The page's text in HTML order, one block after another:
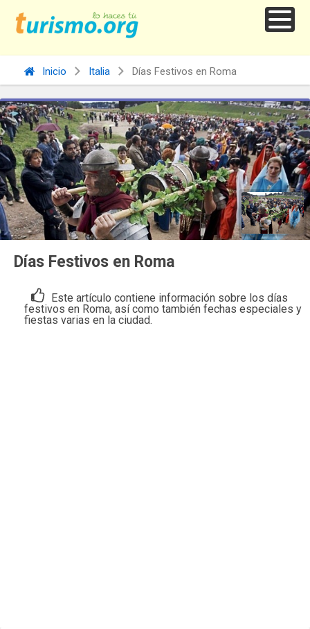
Inicio Italia Días Festivos en Roma
Días Festivos en Roma
Este artículo contiene información sobre los días
festivos en Roma, así como también fechas especiales y
fiestas varias en la ciudad.